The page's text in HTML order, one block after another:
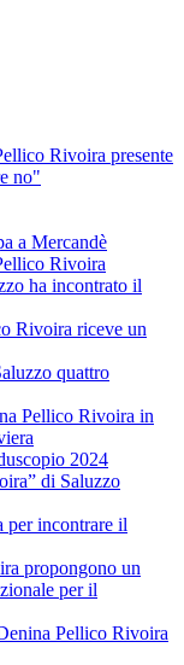
Rivoira presente
no"
a Mercandè
Rivoira
ha incontrato il
Rivoira riceve un
quattro
Pellico Rivoira in
2024
di Saluzzo
per incontrare il
propongono un
per il
Pellico Rivoira